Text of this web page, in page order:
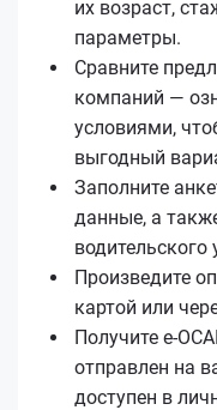
их возраст,
параметры.
Сравните
компаний —
условиями,
выгодный
Заполните
данные, а
Произведите
картой или
Получите
отправлен на
доступен в